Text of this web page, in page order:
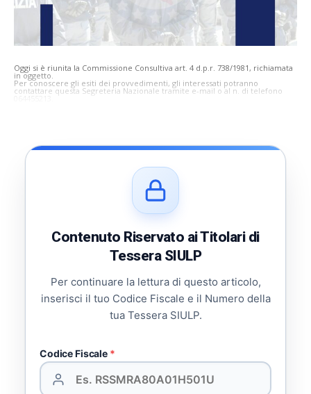
Oggi si è riunita la Commissione Consultiva art. 4 d.p.r. 738/1981, richiamata
in oggetto.
Per conoscere gli esiti dei provvedimenti, gli interessati potranno
contattare questa Segreteria Nazionale tramite e-mail o al n. di telefono
Contenuto Riservato ai Titolari di
Tessera SIULP
Per continuare la lettura di questo articolo,
inserisci il tuo Codice Fiscale e il Numero della
tua Tessera SIULP.
Codice Fiscale *